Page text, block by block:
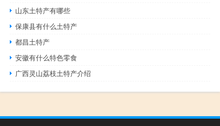
山东土特产有哪些
保康县有什么土特产
都昌土特产
安徽有什么特色零食
广西灵山荔枝土特产介绍